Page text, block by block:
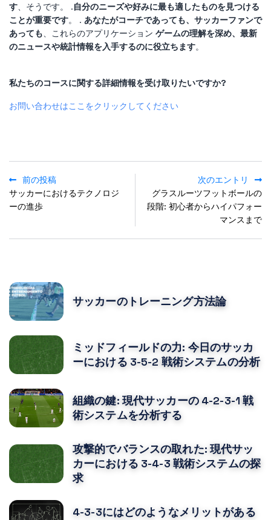
す 、そうです。 .自分のニーズや好みに最も適したものを見つける
ことが重要です。 . あなたがコーチであっても、サッカーファンで
あっても 、これらのアプリケーション ゲームの理解を深め、最新
のニュースや統計情報を入手するのに役立ちます。
私たちのコースに関する詳細情報を受け取りたいですか?
お問い合わせはここをクリックしてください
前の投稿
サッカーにおけるテクノロジ
ーの進歩
次のエントリ
グラスルーツフットボールの
段階: 初心者からハイパフォー
マンスまで
サッカーのトレーニング方法論
ミッドフィールドの力: 今日のサッカ
ーにおける 3-5-2 戦術システムの分析
組織の鍵: 現代サッカーの 4-2-3-1 戦
術システムを分析する
攻撃的でバランスの取れた: 現代サッ
カーにおける 3-4-3 戦術システムの探
求
4-3-3にはどのようなメリットがある